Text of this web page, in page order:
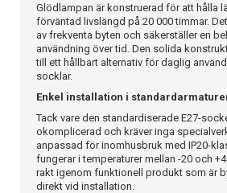
Glödlampan är konstruerad för att hålla
förväntad livslängd på 20 000 timmar.
av frekventa byten och säkerställer en
användning över tid. Den solida
till ett hållbart alternativ för daglig
socklar.
Enkel installation i
Tack vare den standardiserade E27-
okomplicerad och kräver inga
anpassad för inomhusbruk med IP20-
fungerar i temperaturer mellan -20 och
rakt igenom funktionell produkt som är
direkt vid installation.